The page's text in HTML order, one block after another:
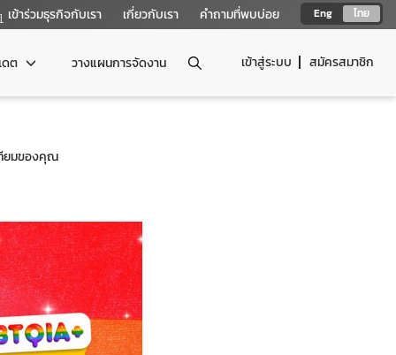
Eng ไทย
เข้าร่วมธุรกิจกับเรา เกี่ยวกับเรา คำถามที่พบบ่อย
เข้าสู่ระบบ สมัครสมาชิก
ดต วางแผนการจัดงาน
ทียมของคุณ